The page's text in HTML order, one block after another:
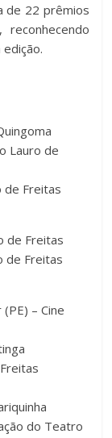
de 22 prêmios
Lauro de
de Freitas
de Freitas
de Freitas
– Cine
do Teatro